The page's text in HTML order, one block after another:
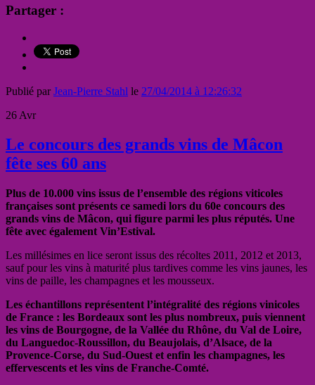
Partager :
Publié parJean-Pierre Stahl le 27/04/2014 à 12:26:32
26 Avr
Le concours des grands vins de Mâcon
fête ses 60 ans
Plus de 10.000 vins issus de l’ensemble des régions viticoles
françaises sont présents ce samedi lors du 60e concours des
grands vins de Mâcon, qui figure parmi les plus réputés. Une
fête avec également Vin’Estival.
Les millésimes en lice seront issus des récoltes 2011, 2012 et 2013,
sauf pour les vins à maturité plus tardives comme les vins jaunes, les
vins de paille, les champagnes et les mousseux.
Les échantillons représentent l’intégralité des régions vinicoles
de France : les Bordeaux sont les plus nombreux, puis viennent
les vins de Bourgogne, de la Vallée du Rhône, du Val de Loire,
du Languedoc-Roussillon, du Beaujolais, d’Alsace, de la
Provence-Corse, du Sud-Ouest et enfin les champagnes, les
effervescents et les vins de Franche-Comté.